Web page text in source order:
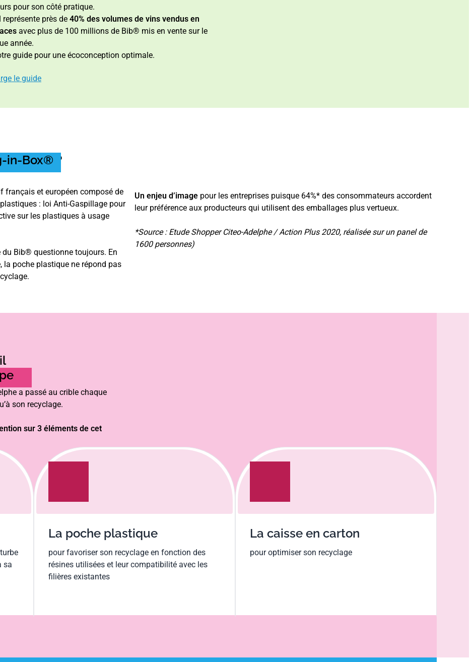
pour son côté pratique.
représente près de 40% des volumes de vins vendus en
avec plus de 100 millions de Bib® mis en vente sur le
année.
guide pour une écoconception optimale.
le guide
in-Box® ?
français et européen composé de
: loi Anti-Gaspillage pour
sur les plastiques à usage
du Bib® questionne toujours. En
la poche plastique ne répond pas
Un enjeu d’image pour les entreprises puisque 64%* des consommateurs accordent
leur préférence aux producteurs qui utilisent des emballages plus vertueux.
*Source : Etude Shopper Citeo-Adelphe / Action Plus 2020, réalisée sur un panel de
1600 personnes)
a passé au crible chaque
son recyclage.
sur 3 éléments de cet
sa
La poche plastique
pour favoriser son recyclage en fonction des
résines utilisées et leur compatibilité avec les
filières existantes
La caisse en carton
pour optimiser son recyclage